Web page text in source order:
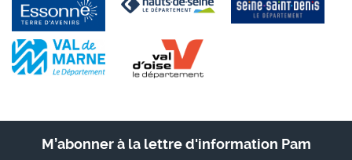
M’abonner à la lettre d'information Pam